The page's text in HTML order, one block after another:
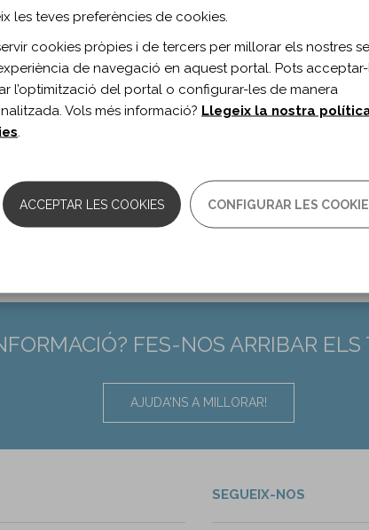
2018
de document:
del document:
Anglès
14-15
10.1212/WNL.0000000000004775
29212826
FES-NOS ARRIBAR
AJUDA'NS A MILLORAR!
SEGUEIX-NOS
les teves preferències de cookies.
cookies pròpies i de tercers per millorar els nostres
de navegació en aquest portal. Pots acceptar-
l’optimització del portal o configurar-les de manera
Vols més informació? Llegeix la nostra
ACCEPTAR LES COOKIES CONFIGURAR LES